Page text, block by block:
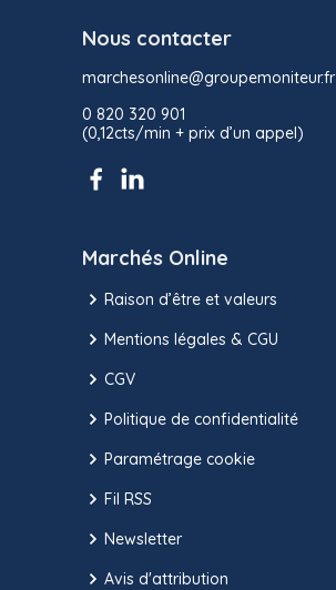
Nous contacter
marchesonline@groupemoniteur.fr
0 820 320 901
(0,12cts/min + prix d’un appel)
Marchés Online
Raison d’être et valeurs
Mentions légales & CGU
CGV
Politique de confidentialité
Paramétrage cookie
Fil RSS
Newsletter
Avis d'attribution